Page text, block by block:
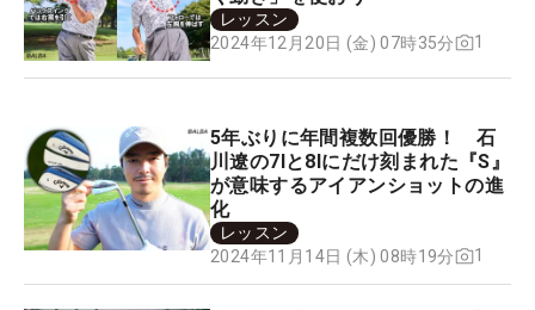
レッスン
2024年12月20日 (金) 07時35分
1
5年ぶりに年間複数回優勝！ 石
川遼の7Iと8Iにだけ刻まれた『S』
が意味するアイアンショットの進
化
レッスン
2024年11月14日 (木) 08時19分
1